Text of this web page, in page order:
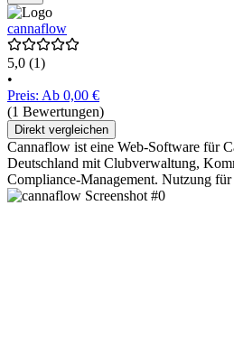
cannaflow
5,0 (1)
•
Preis: Ab 0,00 €
(1 Bewertungen)
Direkt vergleichen
Cannaflow ist eine Web-Software für
Deutschland mit Clubverwaltung,
Compliance-Management. Nutzung